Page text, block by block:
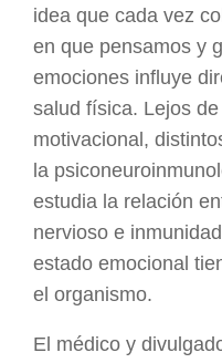
idea que cada vez
en que pensamos y
emociones influye
salud física. Lejos
motivacional,
la
estudia la relación
nervioso e
estado emocional
el organismo.
El médico y